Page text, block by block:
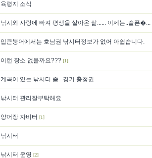
육령지 소식
낚시와 사랑에 빠져 평생을 살아온 삶...... 이제는..슬픈�...
입큰붕어에서는 호남권 낚시터정보가 없어 아쉽습니다.
이런 장소 없을까요??? [1]
계곡이 있는 낚시터 좀...경기 충청권
낚시터 관리잘부탁해요
양어장 자비터 [1]
낚시터
낚시터 운영 [2]